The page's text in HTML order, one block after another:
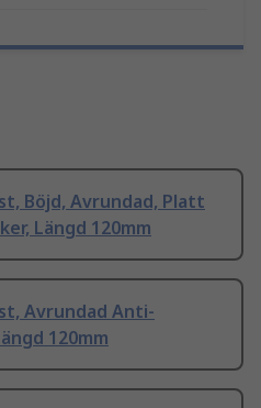
Böjd, Avrundad, Platt
Längd 120mm
Avrundad Anti-
120mm